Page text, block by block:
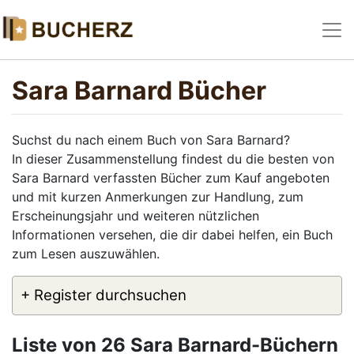
Sara Barnard Bücher
Suchst du nach einem Buch von Sara Barnard?
In dieser Zusammenstellung findest du die besten von
Sara Barnard verfassten Bücher zum Kauf angeboten
und mit kurzen Anmerkungen zur Handlung, zum
Erscheinungsjahr und weiteren nützlichen
Informationen versehen, die dir dabei helfen, ein Buch
zum Lesen auszuwählen.
+ Register durchsuchen
Liste von 26 Sara Barnard-Büchern